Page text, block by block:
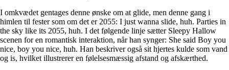
I omkvædet gentages denne ønske om at glide, men denne gang i
himlen til fester som om det er 2055: I just wanna slide, huh. Parties in
the sky like its 2055, huh. I det følgende linje sætter Sleepy Hallow
scenen for en romantisk interaktion, når han synger: She said Boy you
nice, boy you nice, huh. Han beskriver også sit hjertes kulde som vand
og is, hvilket illustrerer en følelsesmæssig afstand og afskærthed.